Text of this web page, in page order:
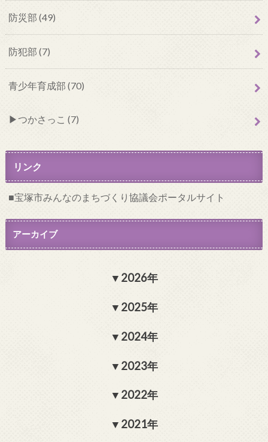
防災部 (49)
防犯部 (7)
青少年育成部 (70)
つかさっこ (7)
リンク
宝塚市みんなのまちづくり協議会ポータルサイト
アーカイブ
2026年
2025年
2024年
2023年
2022年
2021年